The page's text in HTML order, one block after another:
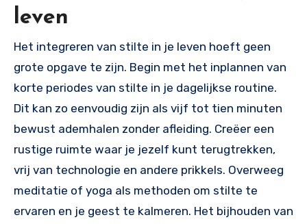
leven
Het integreren van stilte in je leven hoeft geen
grote opgave te zijn. Begin met het inplannen van
korte periodes van stilte in je dagelijkse routine.
Dit kan zo eenvoudig zijn als vijf tot tien minuten
bewust ademhalen zonder afleiding. Creëer een
rustige ruimte waar je jezelf kunt terugtrekken,
vrij van technologie en andere prikkels. Overweeg
meditatie of yoga als methoden om stilte te
ervaren en je geest te kalmeren. Het bijhouden van